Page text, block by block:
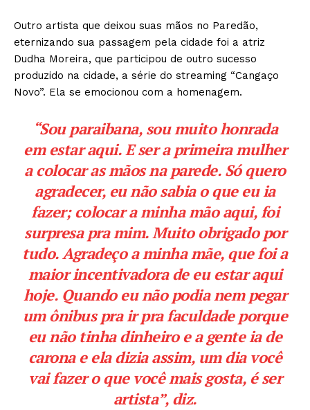
Outro artista que deixou suas mãos no Paredão,
eternizando sua passagem pela cidade foi a atriz
Dudha Moreira, que participou de outro sucesso
produzido na cidade, a série do streaming “Cangaço
Novo”. Ela se emocionou com a homenagem.
“Sou paraibana, sou muito honrada
em estar aqui. E ser a primeira mulher
a colocar as mãos na parede. Só quero
agradecer, eu não sabia o que eu ia
fazer; colocar a minha mão aqui, foi
surpresa pra mim. Muito obrigado por
tudo. Agradeço a minha mãe, que foi a
maior incentivadora de eu estar aqui
hoje. Quando eu não podia nem pegar
um ônibus pra ir pra faculdade porque
eu não tinha dinheiro e a gente ia de
carona e ela dizia assim, um dia você
vai fazer o que você mais gosta, é ser
artista”, diz.